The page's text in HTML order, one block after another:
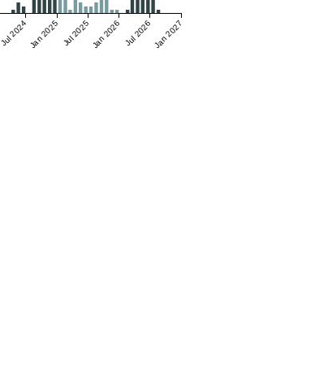
Jul 2024Jan 2025Jul 2025Jan 2026Jul 2026Jan 2027